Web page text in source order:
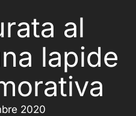
al
lapide
2020